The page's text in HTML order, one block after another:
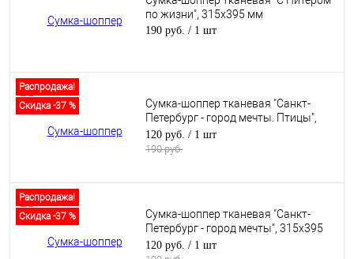
по жизни", 315х395 мм
190 руб. / 1 шт
Распродажа!
Скидка -37 %
Сумка-шоппер тканевая "Санкт-
Петербург - город мечты. Птицы",
315х395 мм
120 руб. / 1 шт
190 руб.
Распродажа!
Скидка -37 %
Сумка-шоппер тканевая "Санкт-
Петербург - город мечты", 315х395
мм
120 руб. / 1 шт